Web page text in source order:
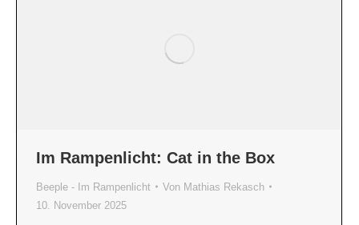
Im Rampenlicht: Cat in the Box
Beeple - Im Rampenlicht Von Mathias Rekasch
10. November 2025